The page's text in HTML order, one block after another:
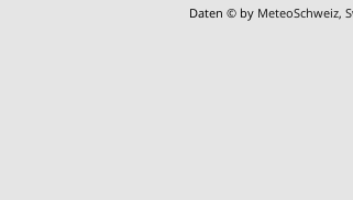
Daten © by MeteoSchweiz,